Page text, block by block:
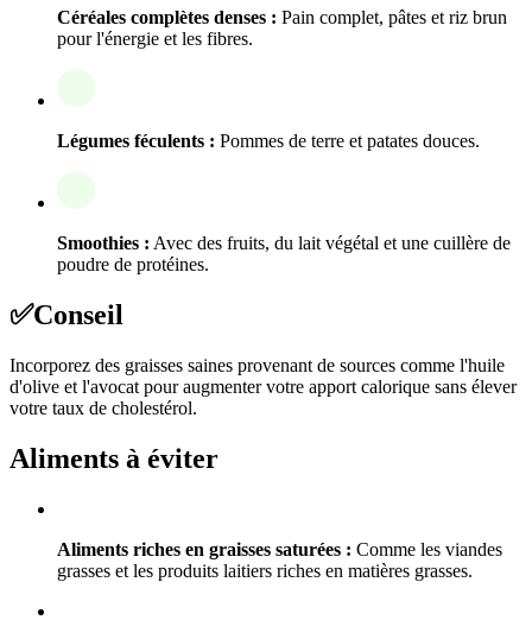
Céréales complètes denses : Pain complet, pâtes et riz brun
pour l'énergie et les fibres.
Légumes féculents : Pommes de terre et patates douces.
Smoothies : Avec des fruits, du lait végétal et une cuillère de
poudre de protéines.
✅Conseil
Incorporez des graisses saines provenant de sources comme l'huile
d'olive et l'avocat pour augmenter votre apport calorique sans élever
votre taux de cholestérol.
Aliments à éviter
Aliments riches en graisses saturées : Comme les viandes
grasses et les produits laitiers riches en matières grasses.